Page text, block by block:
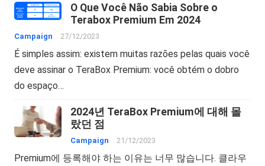
O Que Você Não Sabia Sobre o
Terabox Premium Em 2024
Campaign 27/12/2023
É simples assim: existem muitas razões pelas quais você
deve assinar o TeraBox Premium: você obtém o dobro
do espaço…
2024년 TeraBox Premium에 대해 몰
랐던 점
Campaign 21/12/2023
Premium에 등록해야 하는 이유는 너무 많습니다. 클라우